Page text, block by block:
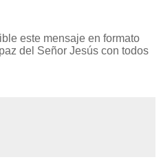
este mensaje en formato
del Señor Jesús con todos